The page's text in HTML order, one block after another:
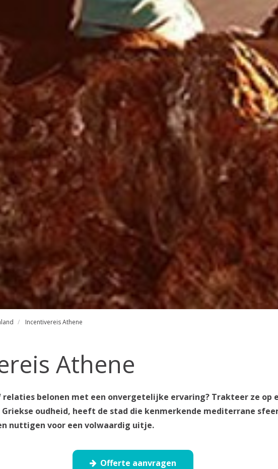
Incentivereis Athene
Athene
belonen met een onvergetelijke ervaring? Trakteer ze op
oudheid, heeft de stad die kenmerkende mediterrane
nuttigen voor een volwaardig uitje.
Offerte aanvragen